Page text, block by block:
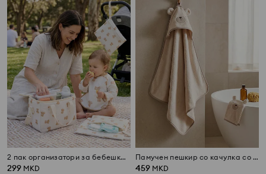
2 пак организатори за бебешка соба со принт мечиња
299 MKD
Памучен пешкир со качулка со мотив на мече и крпа за миење
459 MKD